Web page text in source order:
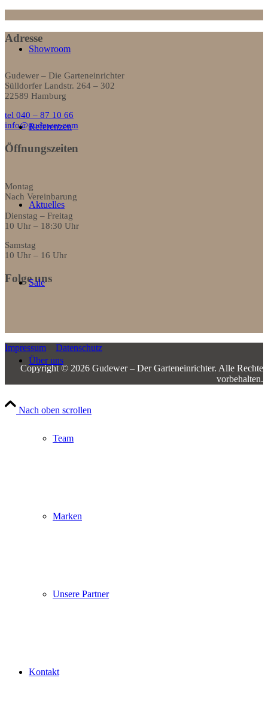
Showroom
Referenzen
Aktuelles
Sale
Über uns
Team
Marken
Unsere Partner
Kontakt
Adresse
Gudewer – Die Garteneinrichter
Sülldorfer Landstr. 264 – 302
22589 Hamburg
tel 040 – 87 10 66
info@gudewer.com
Öffnungszeiten
Montag
Nach Vereinbarung
Dienstag – Freitag
10 Uhr – 18:30 Uhr
Samstag
10 Uhr – 16 Uhr
Folge uns
Impressum
Datenschutz
Copyright © 2026 Gudewer – Der Garteneinrichter.­ ­Alle Rechte
vorbehalten.
Nach oben scrollen